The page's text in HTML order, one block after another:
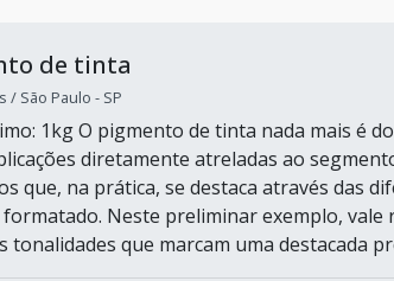
de tinta
/ São Paulo - SP
1kg O pigmento de tinta nada mais é
diretamente atreladas ao
que, na prática, se destaca através das
Neste preliminar exemplo, vale
tonalidades que marcam uma destacada